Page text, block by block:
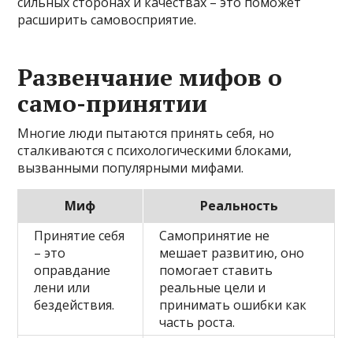
расширить самовосприятие.
Развенчание мифов о
само-принятии
Многие люди пытаются принять себя, но
сталкиваются с психологическими блоками,
вызванными популярными мифами.
Миф
Реальность
Принятие себя
– это
оправдание
лени или
бездействия.
Самопринятие не
мешает развитию, оно
помогает ставить
реальные цели и
принимать ошибки как
часть роста.